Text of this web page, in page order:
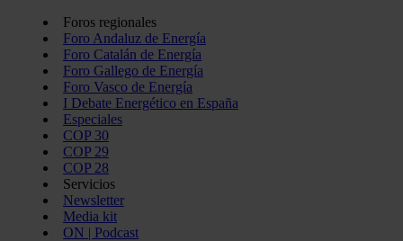
Foros regionales
Foro Andaluz de Energía
Foro Catalán de Energía
Foro Gallego de Energía
Foro Vasco de Energía
I Debate Energético en España
Especiales
COP 30
COP 29
COP 28
Servicios
Newsletter
Media kit
ON | Podcast